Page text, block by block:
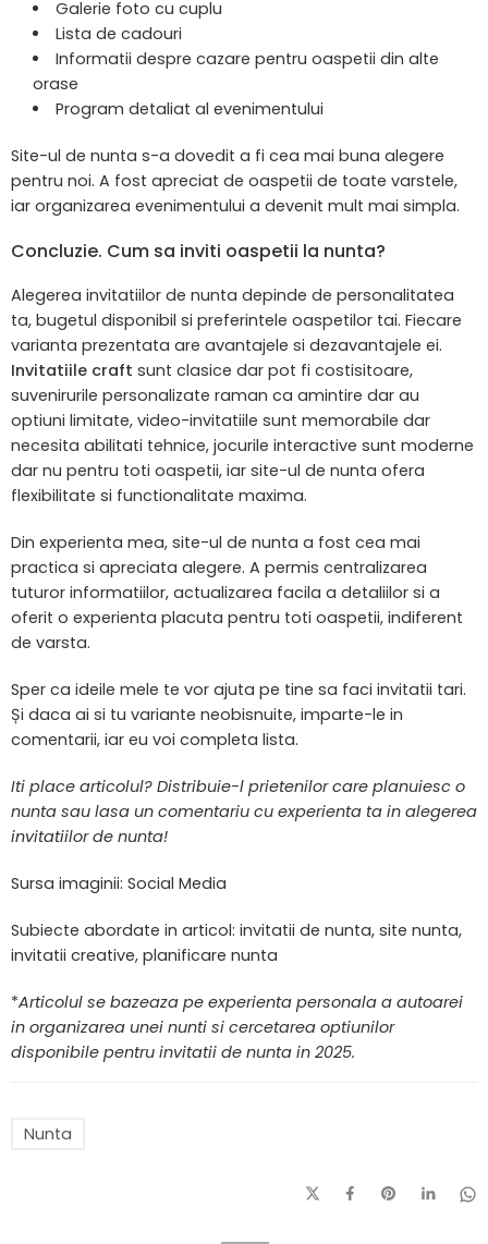
Galerie foto cu cuplu
Lista de cadouri
Informatii despre cazare pentru oaspetii din alte
orase
Program detaliat al evenimentului
Site-ul de nunta s-a dovedit a fi cea mai buna alegere
pentru noi. A fost apreciat de oaspetii de toate varstele,
iar organizarea evenimentului a devenit mult mai simpla.
Concluzie. Cum sa inviti oaspetii la nunta?
Alegerea invitatiilor de nunta depinde de personalitatea
ta, bugetul disponibil si preferintele oaspetilor tai. Fiecare
varianta prezentata are avantajele si dezavantajele ei.
Invitatiile craft sunt clasice dar pot fi costisitoare,
suvenirurile personalizate raman ca amintire dar au
optiuni limitate, video-invitatiile sunt memorabile dar
necesita abilitati tehnice, jocurile interactive sunt moderne
dar nu pentru toti oaspetii, iar site-ul de nunta ofera
flexibilitate si functionalitate maxima.
Din experienta mea, site-ul de nunta a fost cea mai
practica si apreciata alegere. A permis centralizarea
tuturor informatiilor, actualizarea facila a detaliilor si a
oferit o experienta placuta pentru toti oaspetii, indiferent
de varsta.
Sper ca ideile mele te vor ajuta pe tine sa faci invitatii tari.
Și daca ai si tu variante neobisnuite, imparte-le in
comentarii, iar eu voi completa lista.
Iti place articolul? Distribuie-l prietenilor care planuiesc o
nunta sau lasa un comentariu cu experienta ta in alegerea
invitatiilor de nunta!
Sursa imaginii: Social Media
Subiecte abordate in articol: invitatii de nunta, site nunta,
invitatii creative, planificare nunta
*Articolul se bazeaza pe experienta personala a autoarei
in organizarea unei nunti si cercetarea optiunilor
disponibile pentru invitatii de nunta in 2025.
Nunta